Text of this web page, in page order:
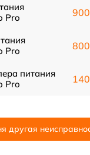
Pro
Pro
питания
Pro
другая